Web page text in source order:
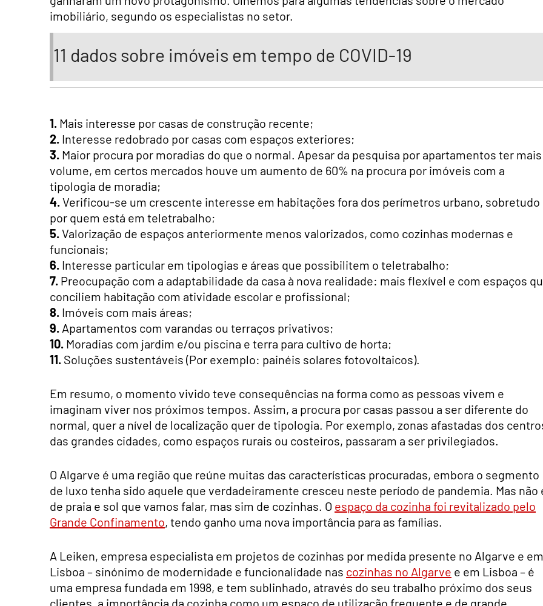
imobiliário, segundo os especialistas no setor.
11 dados sobre imóveis em tempo de COVID-19
1. Mais interesse por casas de construção recente;
2. Interesse redobrado por casas com espaços exteriores;
3. Maior procura por moradias do que o normal. Apesar da pesquisa por apartamentos ter mais
volume, em certos mercados houve um aumento de 60% na procura por imóveis com a
tipologia de moradia;
4. Verificou-se um crescente interesse em habitações fora dos perímetros urbano, sobretudo
por quem está em teletrabalho;
5. Valorização de espaços anteriormente menos valorizados, como cozinhas modernas e
funcionais;
6. Interesse particular em tipologias e áreas que possibilitem o teletrabalho;
7. Preocupação com a adaptabilidade da casa à nova realidade: mais flexível e com espaços
conciliem habitação com atividade escolar e profissional;
8. Imóveis com mais áreas;
9. Apartamentos com varandas ou terraços privativos;
10. Moradias com jardim e/ou piscina e terra para cultivo de horta;
11. Soluções sustentáveis (Por exemplo: painéis solares fotovoltaicos).
Em resumo, o momento vivido teve consequências na forma como as pessoas vivem e
imaginam viver nos próximos tempos. Assim, a procura por casas passou a ser diferente do
normal, quer a nível de localização quer de tipologia. Por exemplo, zonas afastadas dos
das grandes cidades, como espaços rurais ou costeiros, passaram a ser privilegiados.
O Algarve é uma região que reúne muitas das características procuradas, embora o segmento
de luxo tenha sido aquele que verdadeiramente cresceu neste período de pandemia. Mas não
de praia e sol que vamos falar, mas sim de cozinhas. O espaço da cozinha foi revitalizado pelo
Grande Confinamento, tendo ganho uma nova importância para as famílias.
A Leiken, empresa especialista em projetos de cozinhas por medida presente no Algarve e em
Lisboa – sinónimo de modernidade e funcionalidade nas cozinhas no Algarve e em Lisboa – é
uma empresa fundada em 1998, e tem sublinhado, através do seu trabalho próximo dos seus
clientes, a importância da cozinha como um espaço de utilização frequente e de grande